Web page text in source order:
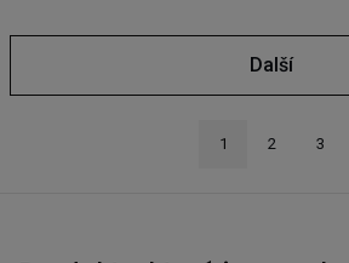
Další
1 2 3